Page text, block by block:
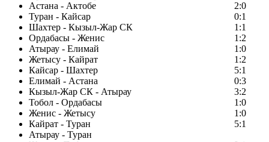
Астана - Актобе
2:0
Туран - Кайсар
0:1
Шахтер - Кызыл-Жар СК
1:1
Ордабасы - Женис
1:2
Атырау - Елимай
1:0
Жетысу - Кайрат
1:2
Кайсар - Шахтер
5:1
Елимай - Астана
0:3
Кызыл-Жар СК - Атырау
3:2
Тобол - Ордабасы
1:0
Женис - Жетысу
1:0
Кайрат - Туран
5:1
Атырау - Туран